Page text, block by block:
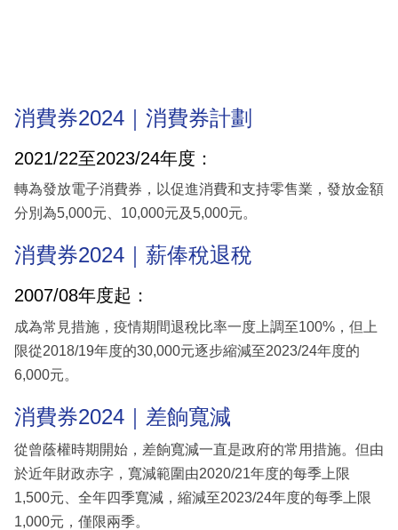
消費券2024｜消費券計劃
2021/22至2023/24年度：
轉為發放電子消費券，以促進消費和支持零售業，發放金額
分別為5,000元、10,000元及5,000元。
消費券2024｜薪俸稅退稅
2007/08年度起：
成為常見措施，疫情期間退稅比率一度上調至100%，但上
限從2018/19年度的30,000元逐步縮減至2023/24年度的
6,000元。
消費券2024｜差餉寬減
從曾蔭權時期開始，差餉寬減一直是政府的常用措施。但由
於近年財政赤字，寬減範圍由2020/21年度的每季上限
1,500元、全年四季寬減，縮減至2023/24年度的每季上限
1,000元，僅限兩季。